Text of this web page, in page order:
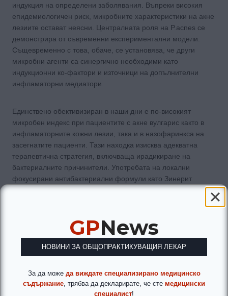
индукция на определени заболявания. Въпреки високия
епидемиологичен риск, микробните характеристики на акне
лезиите остават неясни. Централната роля на P.acnes се
демонстрира от съвременни експериментални модели.
Същевременно с това, обаче, се установява, че други
микробни агенти са синергично необходими като
индукционни ко-фактори и източници на допълнителни
инфламаторни медиатори.
Единствено обективизиран в наши дни е по-високият
микробен индекс при пациентите с акне вулгарис както в
инфламаторните кожни лезии, така и в назофаринкса на
засегнатите пациенти. Тази находка изисква адекватна
терапевтична стратегия, включваща ирадикиране на
бактериалните причинители. Употребата на локални
фокусирани антибактериални формули като Зинерит
представляват класическа лечебна схема. Тяхната
научни модели за микробната патогенеза на заболяването
предоставят сериозни аргументи и за нейната категорична
актуалност, безопасност и сериозна целесъобразност.
Библиография
GPNews
НОВИНИ ЗА ОБЩОПРАКТИКУВАЩИЯ ЛЕКАР
За да може да виждате специализирано медицинско
съдържание, трябва да декларирате, че сте медицински
специалист!